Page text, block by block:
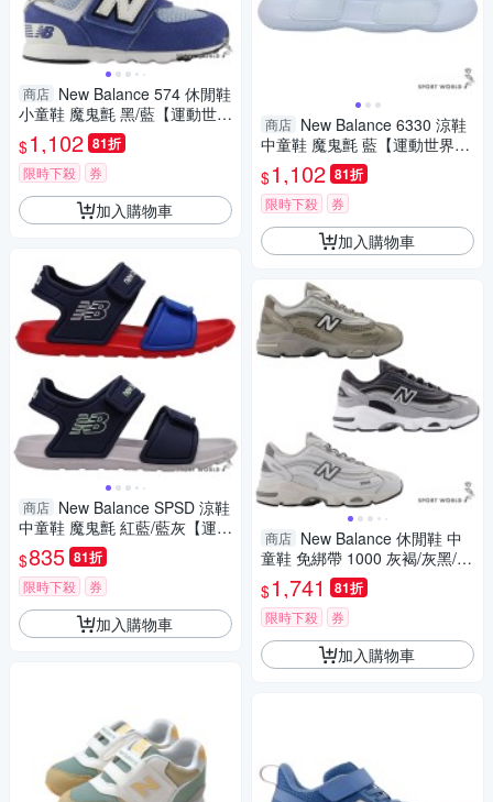
商店 New Balance 574 休閒鞋
小童鞋 魔鬼氈 黑/藍【運動世
界】I5744AG-W/I57470V-W
$1,102 81折
限時下殺 券
加入購物車
商店 New Balance SPSD 涼鞋
中童鞋 魔鬼氈 紅藍/藍灰【運動
世界】SYSPSDD1-M/SYSPSD
E1-M
$835 81折
限時下殺 券
加入購物車
商店 New Balance 6330 涼鞋
中童鞋 魔鬼氈 藍【運動世界】
Y63301ZX-M
$1,102 81折
限時下殺 券
加入購物車
商店 New Balance 休閒鞋 中
童鞋 免綁帶 1000 灰褐/灰黑/白
灰【運動世界】PV1000NK-W/
PV1000AK-W/PV1000DK-W
$1,741 81折
限時下殺 券
加入購物車